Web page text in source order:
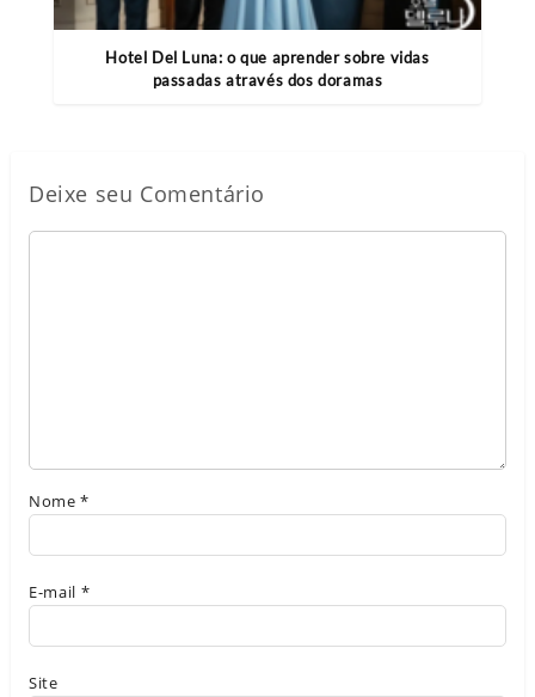
Hotel Del Luna: o que aprender sobre vidas
passadas através dos doramas
Deixe seu Comentário
Nome*
E-mail *
Site